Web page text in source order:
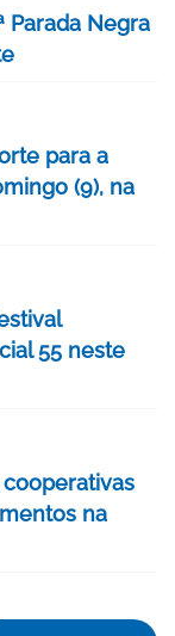
Parada Negra
para a
(9), na
55 neste
na